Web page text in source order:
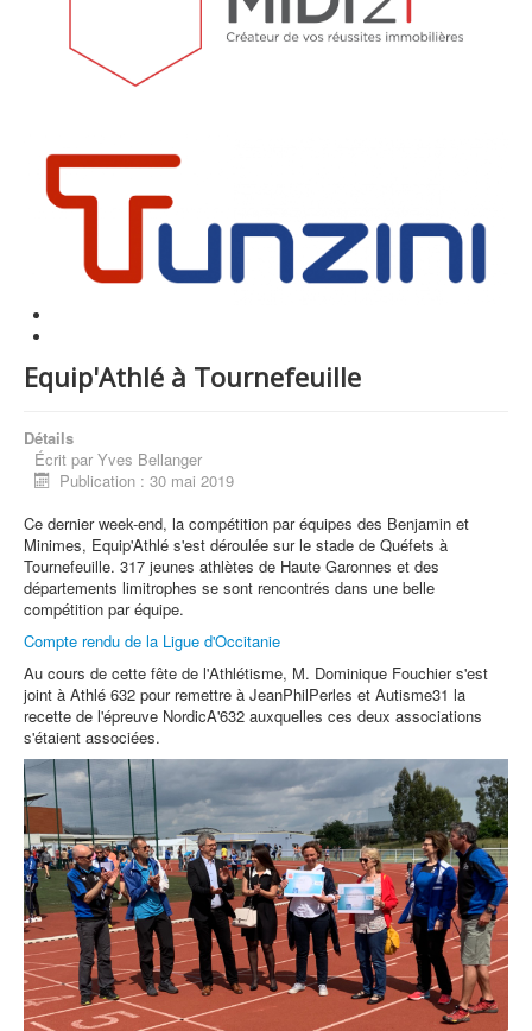
Equip'Athlé à Tournefeuille
Détails
Écrit par Yves Bellanger
Publication : 30 mai 2019
Ce dernier week-end, la compétition par équipes des Benjamin et
Minimes, Equip'Athlé s'est déroulée sur le stade de Quéfets à
Tournefeuille. 317 jeunes athlètes de Haute Garonnes et des
départements limitrophes se sont rencontrés dans une belle
compétition par équipe.
Compte rendu de la Ligue d'Occitanie
Au cours de cette fête de l'Athlétisme, M. Dominique Fouchier s'est
joint à Athlé 632 pour remettre à JeanPhilPerles et Autisme31 la
recette de l'épreuve NordicA'632 auxquelles ces deux associations
s'étaient associées.